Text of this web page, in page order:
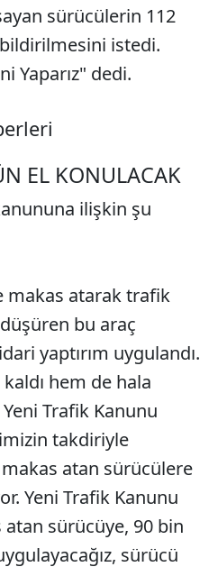
sürücülerin 112
istedi.
Yaparız" dedi.
Sesi Aç
EL KONULACAK
ilişkin şu
makas atarak trafik
üşüren bu araç
yaptırım uygulandı.
hem de hala
Trafik Kanunu
takdiriyle
atan sürücülere
Yeni Trafik Kanunu
atan sürücüye, 90 bin
sürücü